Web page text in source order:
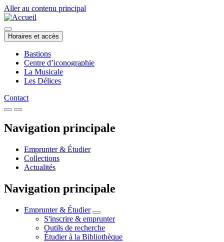
Aller au contenu principal
Horaires et accès
Bastions
Centre d’iconographie
La Musicale
Les Délices
Contact
Navigation principale
Emprunter & Étudier
Collections
Actualités
Navigation principale
Emprunter & Étudier
S'inscrire & emprunter
Outils de recherche
Étudier à la Bibliothèque